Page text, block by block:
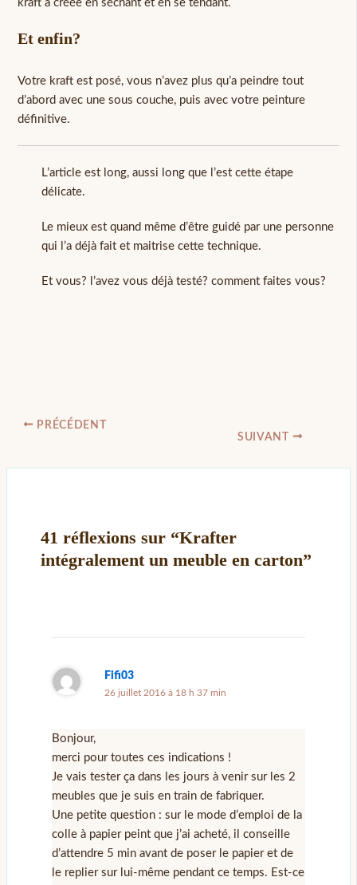
kraft a créée en séchant et en se tendant.
Et enfin?
Votre kraft est posé, vous n’avez plus qu’a peindre tout
d’abord avec une sous couche, puis avec votre peinture
définitive.
L’article est long, aussi long que l’est cette étape
délicate.
Le mieux est quand même d’être guidé par une personne
qui l’a déjà fait et maitrise cette technique.
Et vous? l’avez vous déjà testé? comment faites vous?
PRÉCÉDENT
SUIVANT
41 réflexions sur “Krafter
intégralement un meuble en carton”
Fifi03
26 juillet 2016 à 18 h 37 min
Bonjour,
merci pour toutes ces indications !
Je vais tester ça dans les jours à venir sur les 2
meubles que je suis en train de fabriquer.
Une petite question : sur le mode d’emploi de la
colle à papier peint que j’ai acheté, il conseille
d’attendre 5 min avant de poser le papier et de
le replier sur lui-même pendant ce temps. Est-ce